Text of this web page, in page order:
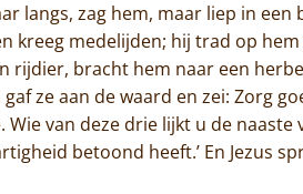
langs, zag hem, maar liep in een
kreeg medelijden; hij trad op
rijdier, bracht hem naar een
ze aan de waard en zei: Zorg
van deze drie lijkt u de naaste
betoond heeft.’ En Jezus